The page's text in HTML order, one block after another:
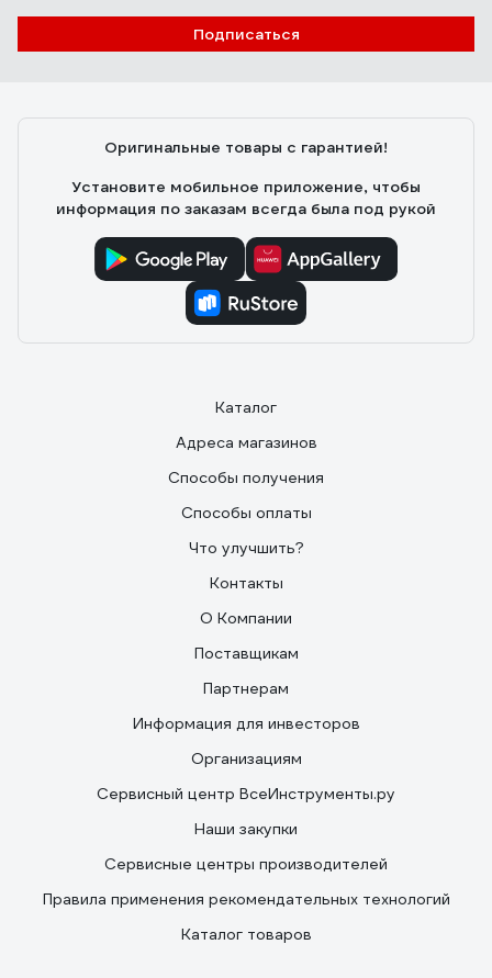
Подписаться
Оригинальные товары с гарантией!
Установите мобильное приложение, чтобы
информация по заказам всегда была под рукой
Каталог
Адреса магазинов
Способы получения
Способы оплаты
Что улучшить?
Контакты
О Компании
Поставщикам
Партнерам
Информация для инвесторов
Организациям
Сервисный центр ВсеИнструменты.ру
Наши закупки
Сервисные центры производителей
Правила применения рекомендательных технологий
Каталог товаров